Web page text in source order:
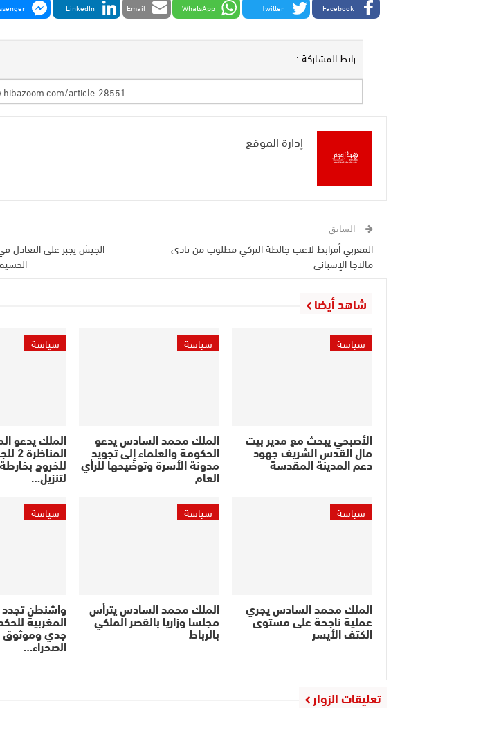
Facebook
Twitter
WhatsApp
Email
LinkedIn
رابط المشاركة :
إدارة الموقع
السابق
المغربي أمرابط لاعب جالطة التركي مطلوب من نادي
مالاجا الإسباني
الجيش يجبر على التعادل
شاهد أيضا
سياسة
الأصبحي يبحث مع مدير بيت
مال القدس الشريف جهود
دعم المدينة المقدسة
سياسة
الملك محمد السادس يدعو
الحكومة والعلماء إلى تجويد
مدونة الأسرة وتوضيحها للرأي
العام
سياسة
الملك يدعو
للخروج
لتنزيل…
سياسة
الملك محمد السادس يجري
عملية ناجحة على مستوى
الكتف الأيسر
سياسة
الملك محمد السادس يترأس
مجلسا وزاريا بالقصر الملكي
بالرباط
سياسة
واشنطن تجدد
المغربية
جدي وموثوق
الصحراء…
تعليقات الزوار